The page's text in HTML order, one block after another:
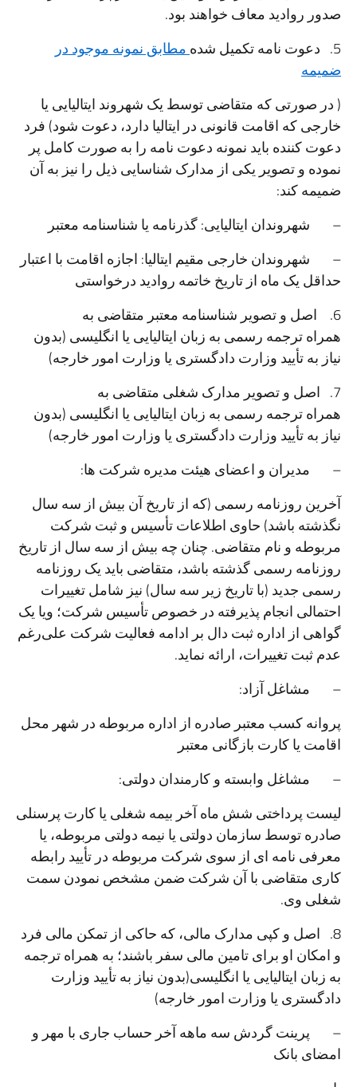
صدور روادید معاف خواهند بود.
5. دعوت نامه تکمیل شده
مطابق نمونه موجود در
ضمیمه
( در صورتی که متقاضی توسط یک شهروند ایتالیایی یا
خارجی که اقامت قانونی در ایتالیا دارد، دعوت شود) فرد
دعوت کننده باید نمونه دعوت نامه را به صورت کامل پر
نموده و تصویر یکی از مدارک شناسایی ذیل را نیز به آن
ضمیمه کند:
– شهروندان ایتالیایی: گذرنامه یا شناسنامه معتبر
– شهروندان خارجی مقیم ایتالیا: اجازه اقامت با اعتبار
حداقل یک ماه از تاریخ خاتمه روادید درخواستی
6. اصل و تصویر شناسنامه معتبر متقاضی به
همراه ترجمه رسمی به زبان ایتالیایی یا انگلیسی (بدون
نیاز به تأیید وزارت دادگستری یا وزارت امور خارجه)
7. اصل و تصویر مدارک شغلی متقاضی به
همراه ترجمه رسمی به زبان ایتالیایی یا انگلیسی (بدون
نیاز به تأیید وزارت دادگستری یا وزارت امور خارجه)
– مدیران و اعضای هیئت مدیره شرکت ها:
آخرین روزنامه رسمی (که از تاریخ آن بیش از سه سال
نگذشته باشد) حاوی اطلاعات تأسیس و ثبت شرکت
مربوطه و نام متقاضی. چنان چه بیش از سه سال از تاریخ
روزنامه رسمی گذشته باشد، متقاضی باید یک روزنامه
رسمی جدید (با تاریخ زیر سه سال) نیز شامل تغییرات
احتمالی انجام پذیرفته در خصوص تأسیس شرکت؛ ویا یک
گواهی از اداره ثبت دال بر ادامه فعالیت شرکت علی‌رغم
عدم ثبت تغییرات، ارائه نماید.
– مشاغل آزاد:
پروانه کسب معتبر صادره از اداره مربوطه در شهر محل
اقامت یا کارت بازگانی معتبر
– مشاغل وابسته و کارمندان دولتی:
لیست پرداختی شش ماه آخر بیمه شغلی یا کارت پرسنلی
صادره توسط سازمان دولتی یا نیمه دولتی مربوطه، یا
معرفی نامه ای از سوی شرکت مربوطه در تأیید رابطه
کاری متقاضی با آن شرکت ضمن مشخص نمودن سمت
شغلی وی.
8. اصل و کپی مدارک مالی، که حاکی از تمکن مالی فرد
و امکان او برای تامین مالی سفر باشند؛ به همراه ترجمه
به زبان ایتالیایی یا انگلیسی(بدون نیاز به تأیید وزارت
دادگستری یا وزارت امور خارجه)
– پرینت گردش سه ماهه آخر حساب جاری با مهر و
امضای بانک